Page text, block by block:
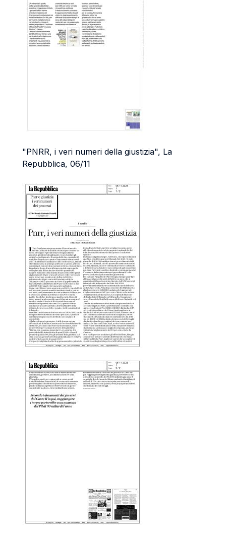
"PNRR, i veri numeri della giustizia", La
Repubblica, 06/11